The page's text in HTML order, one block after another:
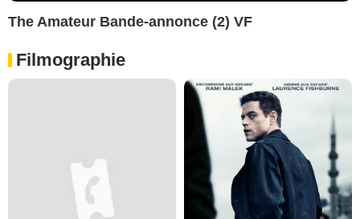
The Amateur Bande-annonce (2) VF
Filmographie